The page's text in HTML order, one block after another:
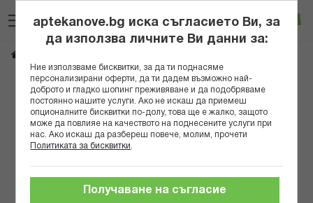
към
съдържанието
Вход
Преминете
края
галерията
aptekanove.bg иска съгласието Ви, за
да използва личните Ви данни за:
Ние използваме бисквитки, за да ти поднасяме
персонализирани оферти, да ти дадем възможно най-
доброто и гладко шопинг преживяване и да подобряваме
постоянно нашите услуги. Ако не искаш да приемеш
опционалните бисквитки по-долу, това ще е жалко, защото
може да повлияе на качеството на поднесените услуги при
нас. Ако искаш да разбереш повече, молим, прочети
Политиката за бисквитки
Получаване на съгласие